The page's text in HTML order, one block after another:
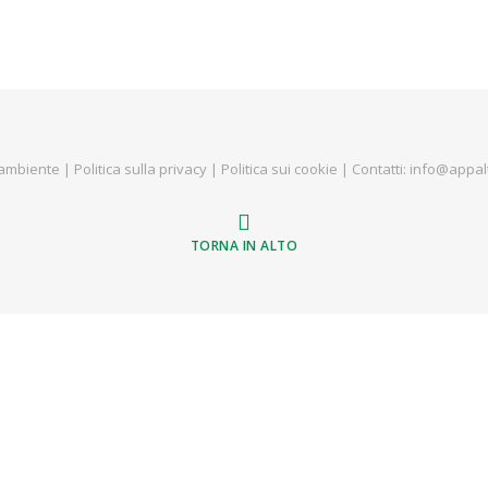
| Politica sulla privacy | Politica sui cookie | Contatti:
TORNA IN ALTO